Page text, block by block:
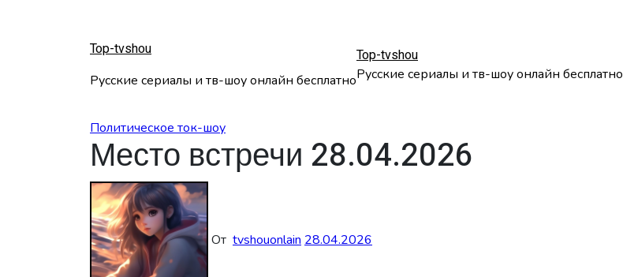
Top-tvshou
Русские сериалы и тв-шоу онлайн бесплатно
Top-tvshou
Русские сериалы и тв-шоу онлайн бесплатно
Политическое ток-шоу
Место встречи 28.04.2026
От tvshouonlain 28.04.2026